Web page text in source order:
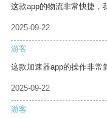
这款app的物流非常快捷，
2025-09-22
游客
这款加速器app的操作非常
2025-09-22
游客